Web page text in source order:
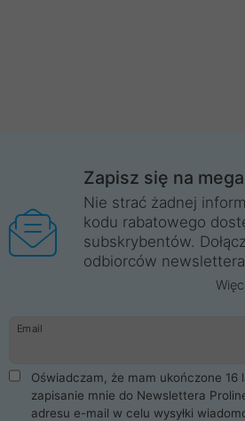
Zapisz się na
Nie strać żadnej
kodu rabatowego
subskrybentów.
odbiorców
Email
Oświadczam, że mam ukończone 16
zapisanie mnie do Newslettera
adresu e-mail w celu wysyłki